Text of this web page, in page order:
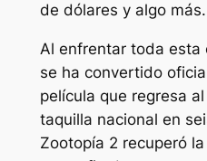
de dólares y algo más.
Al enfrentar toda esta
se ha convertido
película que regresa
taquilla nacional en
Zootopía 2 recuperó